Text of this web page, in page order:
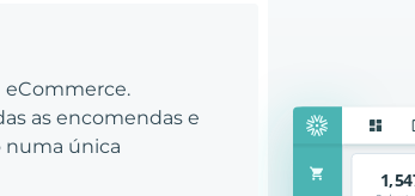
eCommerce.
as encomendas e
numa única